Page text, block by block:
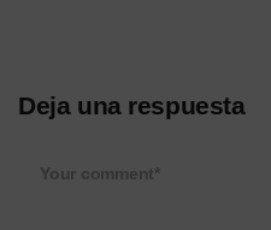
Deja una respuesta
Your comment*